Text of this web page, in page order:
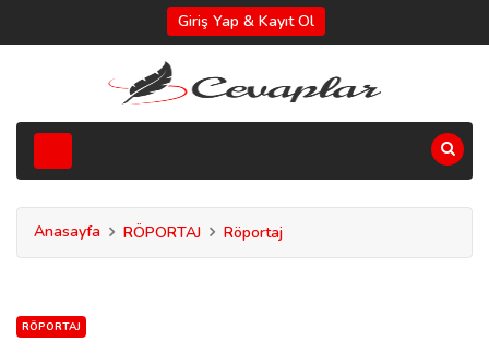
Giriş Yap & Kayıt Ol
Anasayfa RÖPORTAJ Röportaj
RÖPORTAJ